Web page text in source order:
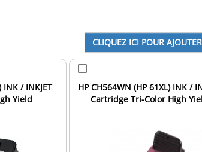
INK / INKJET
Yield
HP CH564WN (HP 61XL) INK /
Cartridge Tri-Color High